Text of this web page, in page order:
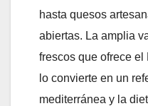
hasta quesos
abiertas. La amplia
frescos que ofrece
lo convierte en un
mediterránea y la